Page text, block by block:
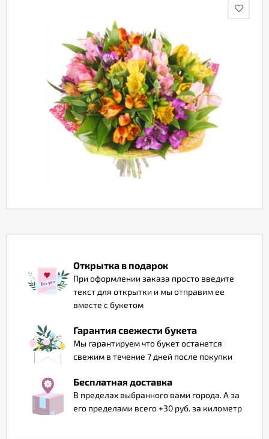
Публичная
Открытка в подарок
При оформлении заказа просто введите
текст для открытки и мы отправим ее
вместе с букетом
Гарантия свежести букета
Мы гарантируем что букет останется
свежим в течение 7 дней после покупки
Бесплатная доставка
В пределах выбранного вами города. А за
его пределами всего +30 руб. за километр